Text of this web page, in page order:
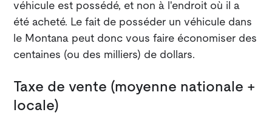
véhicule est possédé, et non à l'endroit où il a
été acheté. Le fait de posséder un véhicule dans
le Montana peut donc vous faire économiser des
centaines (ou des milliers) de dollars.
Taxe de vente (moyenne nationale +
locale)